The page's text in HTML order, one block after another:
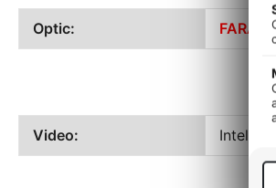
Optic: FARA
Video: Intel